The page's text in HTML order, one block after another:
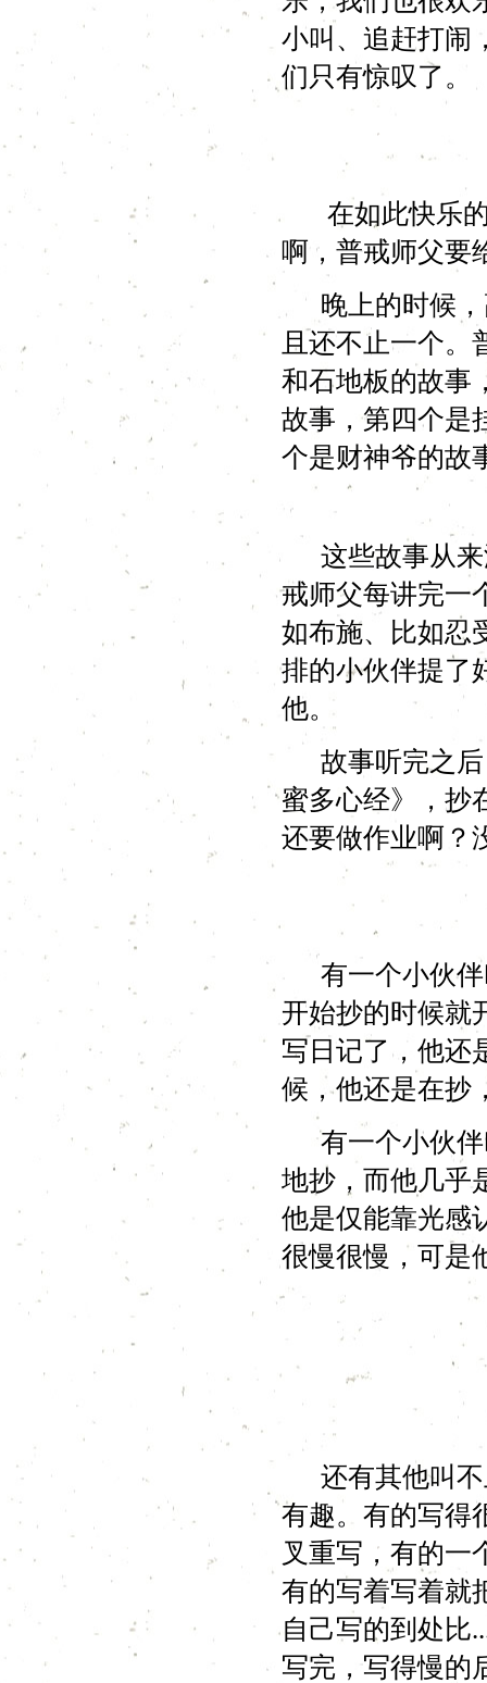
小叫、追赶打闹
们只有惊叹了。
在如此快乐的
啊，普戒师父要
晚上的时候，
且还不止一个。
和石地板的故事
故事，第四个是
个是财神爷的故
这些故事从来
戒师父每讲完一
如布施、比如忍
排的小伙伴提了
他。
故事听完之后
蜜多心经》，抄
还要做作业啊
有一个小伙伴
开始抄的时候就
写日记了，他还
候，他还是在抄
有一个小伙伴
地抄，而他几乎
他是仅能靠光感
很慢很慢，可是
还有其他叫不
有趣。有的写得
叉重写，有的一
有的写着写着就
自己写的到处比
写完，写得慢的